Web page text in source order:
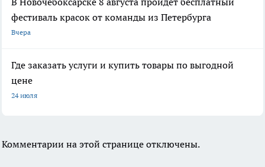
фестиваль красок от команды из Петербурга
Вчера
Где заказать услуги и купить товары по выгодной
цене
24 июля
Комментарии на этой странице отключены.